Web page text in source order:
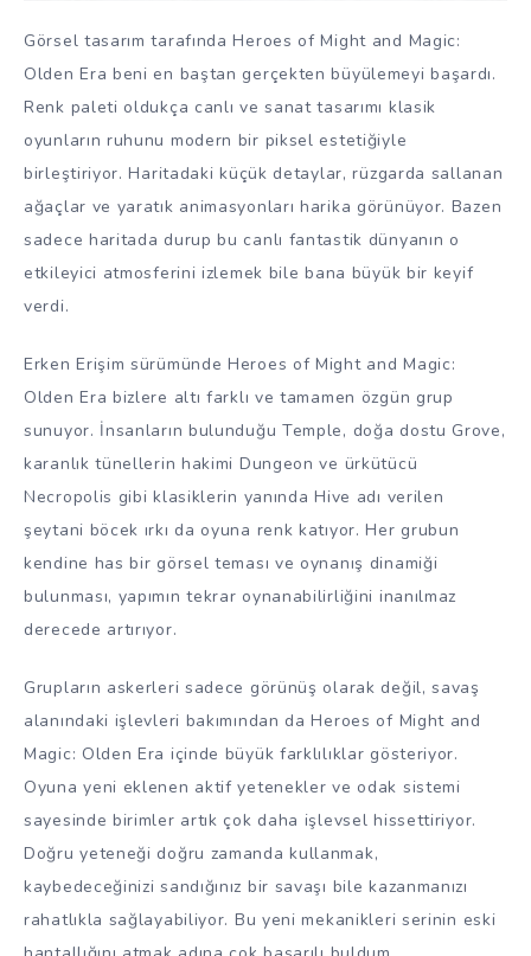
Görsel tasarım tarafında Heroes of Might and Magic:
Olden Era beni en baştan gerçekten büyülemeyi başardı.
Renk paleti oldukça canlı ve sanat tasarımı klasik
oyunların ruhunu modern bir piksel estetiğiyle
birleştiriyor. Haritadaki küçük detaylar, rüzgarda sallanan
ağaçlar ve yaratık animasyonları harika görünüyor. Bazen
sadece haritada durup bu canlı fantastik dünyanın o
etkileyici atmosferini izlemek bile bana büyük bir keyif
verdi.
Erken Erişim sürümünde Heroes of Might and Magic:
Olden Era bizlere altı farklı ve tamamen özgün grup
sunuyor. İnsanların bulunduğu Temple, doğa dostu Grove,
karanlık tünellerin hakimi Dungeon ve ürkütücü
Necropolis gibi klasiklerin yanında Hive adı verilen
şeytani böcek ırkı da oyuna renk katıyor. Her grubun
kendine has bir görsel teması ve oynanış dinamiği
bulunması, yapımın tekrar oynanabilirliğini inanılmaz
derecede artırıyor.
Grupların askerleri sadece görünüş olarak değil, savaş
alanındaki işlevleri bakımından da Heroes of Might and
Magic: Olden Era içinde büyük farklılıklar gösteriyor.
Oyuna yeni eklenen aktif yetenekler ve odak sistemi
sayesinde birimler artık çok daha işlevsel hissettiriyor.
Doğru yeteneği doğru zamanda kullanmak,
kaybedeceğinizi sandığınız bir savaşı bile kazanmanızı
rahatlıkla sağlayabiliyor. Bu yeni mekanikleri serinin eski